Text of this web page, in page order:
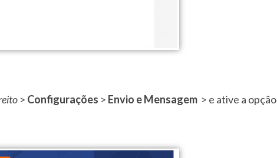
> Configurações > Envio e Mensagem > e ative a opção